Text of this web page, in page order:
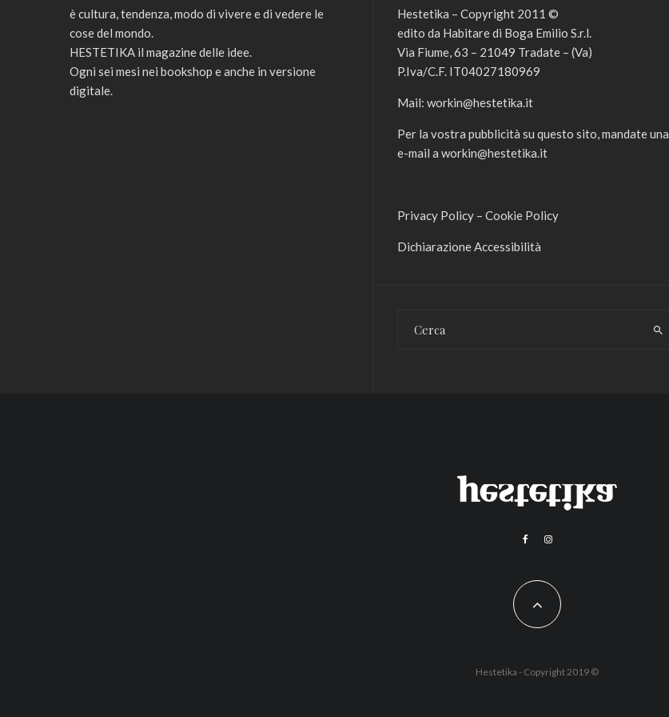
è cultura, tendenza, modo di vivere e di vedere le
cose del mondo.
HESTETIKA il magazine delle idee.
Ogni sei mesi nei bookshop e anche in versione
digitale.
Hestetika – Copyright 2011 ©
edito da Habitare di Boga Emilio S.r.l.
Via Fiume, 63 – 21049 Tradate – (Va)
P.Iva/C.F. IT04027180969
Mail: workin@hestetika.it
Per la vostra pubblicità su questo sito, mandate una
e-mail a workin@hestetika.it
Privacy Policy – Cookie Policy
Dichiarazione Accessibilità
Hestetika - Copyright 2019 ©